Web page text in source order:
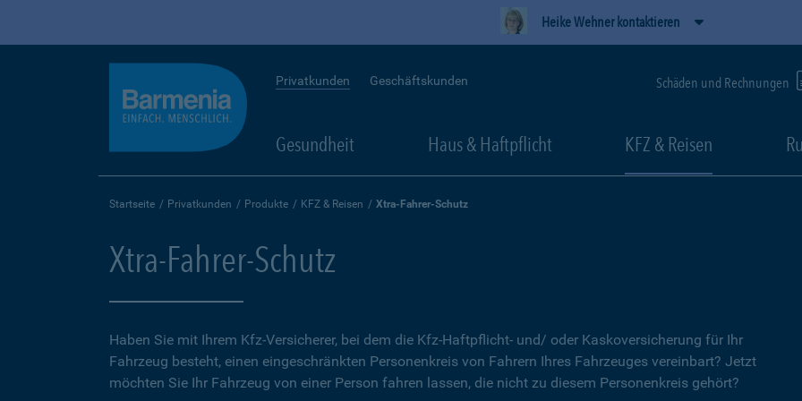
Heike Wehner kontaktieren
Privatkunden Geschäftskunden Schäden und Rechnungen
Gesundheit Haus & Haftpflicht KFZ & Reisen
Startseite Privatkunden Produkte KFZ & Reisen Xtra-Fahrer-Schutz
Xtra-Fahrer-Schutz
Haben Sie mit Ihrem Kfz-Versicherer, bei dem die Kfz-Haftpflicht- und/ oder Kaskoversicherung für Ihr
Fahrzeug besteht, einen eingeschränkten Personenkreis von Fahrern Ihres Fahrzeuges vereinbart? Jetzt
möchten Sie Ihr Fahrzeug von einer Person fahren lassen, die nicht zu diesem Personenkreis gehört?